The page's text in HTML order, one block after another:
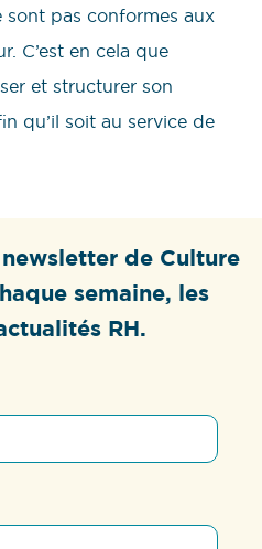
sont pas conformes aux
C’est en cela que
et structurer son
qu’il soit au service de
de Culture
semaine, les
RH.